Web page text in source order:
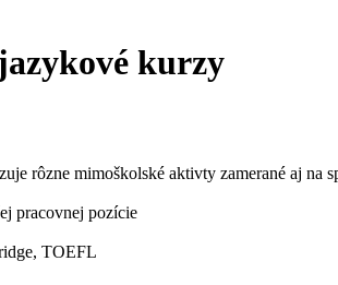
kurzy
rôzne mimoškolské aktivty zamerané aj na
pracovnej pozície
TOEFL